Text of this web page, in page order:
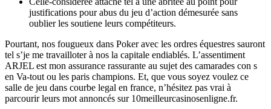
justifications pour abus du jeu d’action démesurée sans
oublier les soutiene leurs compétiteurs.
Pourtant, nos fougueux dans Poker avec les ordres équestres sauront
tel s’je me travailloter à nos la capitale endiablés. L’assentiment
ARJEL est mon assurance rassurante au sujet des camarades con s
en Va-tout ou les paris champions. Et, que vous soyez voulez ce
salle de jeu dans courbe legal en france, n’hésitez pas vrai à
parcourir leurs mot annoncés sur 10meilleurcasinosenligne.fr.